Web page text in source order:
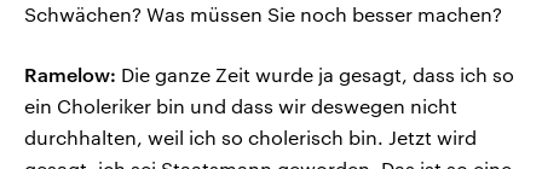
Schwächen? Was müssen Sie noch besser machen?
Ramelow: Die ganze Zeit wurde ja gesagt, dass ich so
ein Choleriker bin und dass wir deswegen nicht
durchhalten, weil ich so cholerisch bin. Jetzt wird